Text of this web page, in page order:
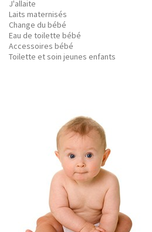
J'allaite
Laits maternisés
Change du bébé
Eau de toilette bébé
Accessoires bébé
Toilette et soin jeunes enfants